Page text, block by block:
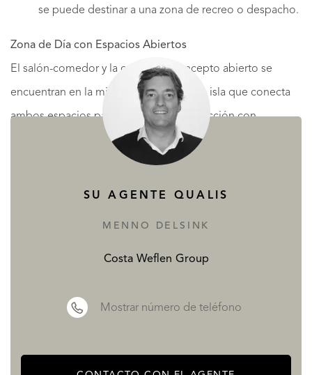
se puede destinar a una zona de recreo o despacho.
Zona de Día con Espacios Abiertos
El salón-comedor y la cocina de concepto abierto se
encuentran en la misma planta, con una isla que conecta
ambos espacios para mantener la interacción con
familiares e invitados. Grandes ventanales permiten la
entrada de luz natural y dan acceso directo al
Espacios Únicos de Entretenimiento
inferior, diseñada para el entretenimiento y el bienestar.
Sala de cine en casa, ideal para disfrutar de
SU AGENTE QUALIS
MENNO DELSINK
Costa Weflen Group
Mostrar número de teléfono